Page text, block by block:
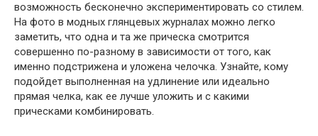
возможность бесконечно экспериментировать со стилем.
На фото в модных глянцевых журналах можно легко
заметить, что одна и та же прическа смотрится
совершенно по-разному в зависимости от того, как
именно подстрижена и уложена челочка. Узнайте, кому
подойдет выполненная на удлинение или идеально
прямая челка, как ее лучше уложить и с какими
прическами комбинировать.